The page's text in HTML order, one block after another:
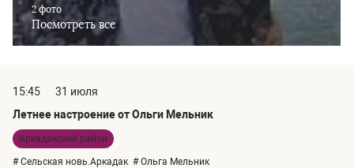
2 фото
Посмотреть все
15:45
31 июля
Летнее настроение от Ольги Мельник
Аркадакский район
# Сельская новь.Аркадак # Ольга Мельник